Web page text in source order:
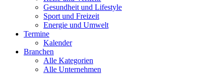
Gesundheit und Lifestyle
Sport und Freizeit
Energie und Umwelt
Termine
Kalender
Branchen
Alle Kategorien
Alle Unternehmen